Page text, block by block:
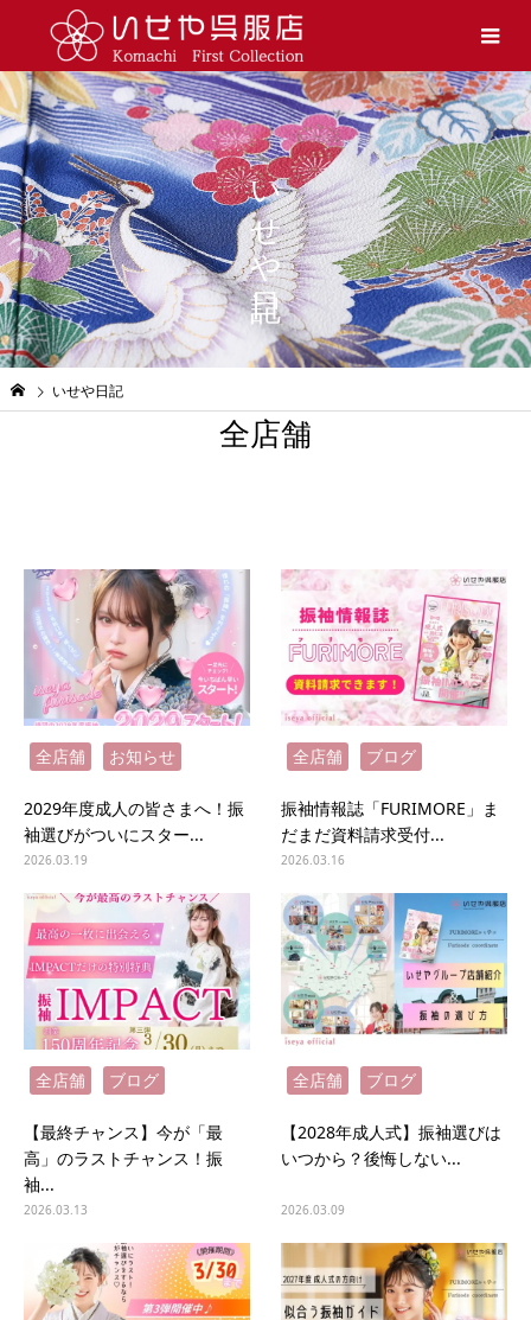
いせや日記
いせや日記
全店舗
全店舗 お知らせ
2029年度成人の皆さまへ！振
袖選びがついにスター...
2026.03.19
全店舗 ブログ
振袖情報誌「FURIMORE」ま
だまだ資料請求受付...
2026.03.16
全店舗 ブログ
【最終チャンス】今が「最
高」のラストチャンス！振
袖...
2026.03.13
全店舗 ブログ
【2028年成人式】振袖選びは
いつから？後悔しない...
2026.03.09